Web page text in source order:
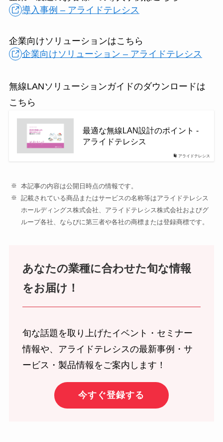
導入事例 – アライドテレシス
企業向けソリューションはこちら
企業向けソリューション – アライドテレシス
無線LANソリューションガイドのダウンロードは
こちら
アライドテレシス
最適な無線LAN設計のポイント -
アライドテレシス
本記事の内容は公開日時点の情報です。
記載されている商品またはサービスの名称等はアライドテレシス
ホールディングス株式会社、アライドテレシス株式会社およびグ
ループ各社、ならびに第三者や各社の商標または登録商標です。
あなたの業種に合わせた旬な情報
をお届け！
旬な話題を取り上げたイベント・セミナー
情報や、アライドテレシスの最新事例・サ
ービス・製品情報をご案内します！
今すぐ登録する